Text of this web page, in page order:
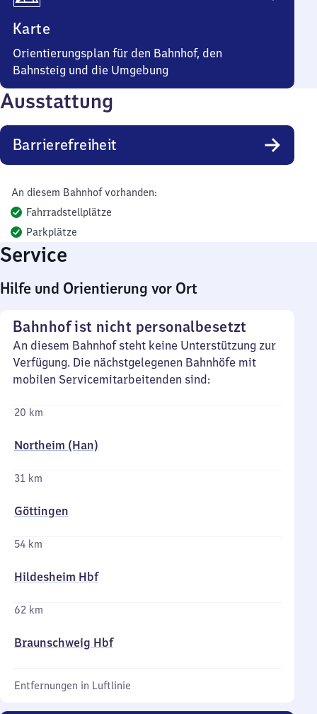
Karte
Orientierungsplan für den Bahnhof, den
Bahnsteig und die Umgebung
Ausstattung
Barrierefreiheit
An diesem Bahnhof vorhanden:
Fahrradstellplätze
Parkplätze
Service
Hilfe und Orientierung vor Ort
Bahnhof ist nicht personalbesetzt
An diesem Bahnhof steht keine Unterstützung zur
Verfügung. Die nächstgelegenen Bahnhöfe mit
mobilen Servicemitarbeitenden sind:
20 km
Northeim (Han)
31 km
Göttingen
54 km
Hildesheim Hbf
62 km
Braunschweig Hbf
Entfernungen in Luftlinie